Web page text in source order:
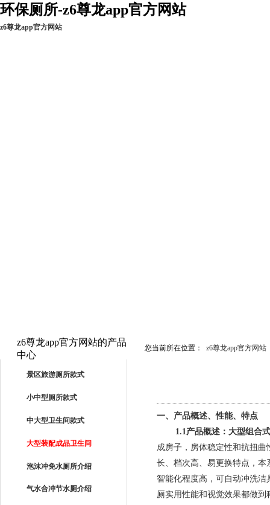
环保厕所-z6尊龙app官方网站
z6尊龙app官方网站
z6尊龙app官方网站的产品
中心
景区旅游厕所款式
小中型厕所款式
中大型卫生间款式
大型装配成品卫生间
泡沫冲免水厕所介绍
气水合冲节水厕介绍
您当前所在位置： z6尊龙app官方网站
一、产品概述、性能、特点
1.1产品概述： 大型组合
成房子，房体稳定性和抗扭
长、档次高、易更换特点，
智能化程度高，可自动冲洗
厕实用性能和视觉效果都做